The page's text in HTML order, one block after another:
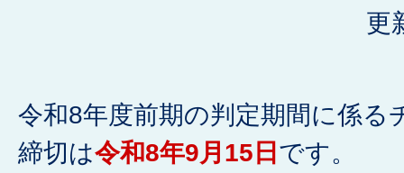
更
令和8年度前期の判定期間に係る
締切は令和8年9月15日 です。